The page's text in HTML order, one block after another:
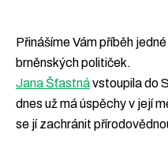
Přidejte se!
Podpořte nás
Přinášíme Vám příběh
brněnských političek.
Jana Šťastnávstoupila do
dnes už má úspěchy v její
se jí zachránit